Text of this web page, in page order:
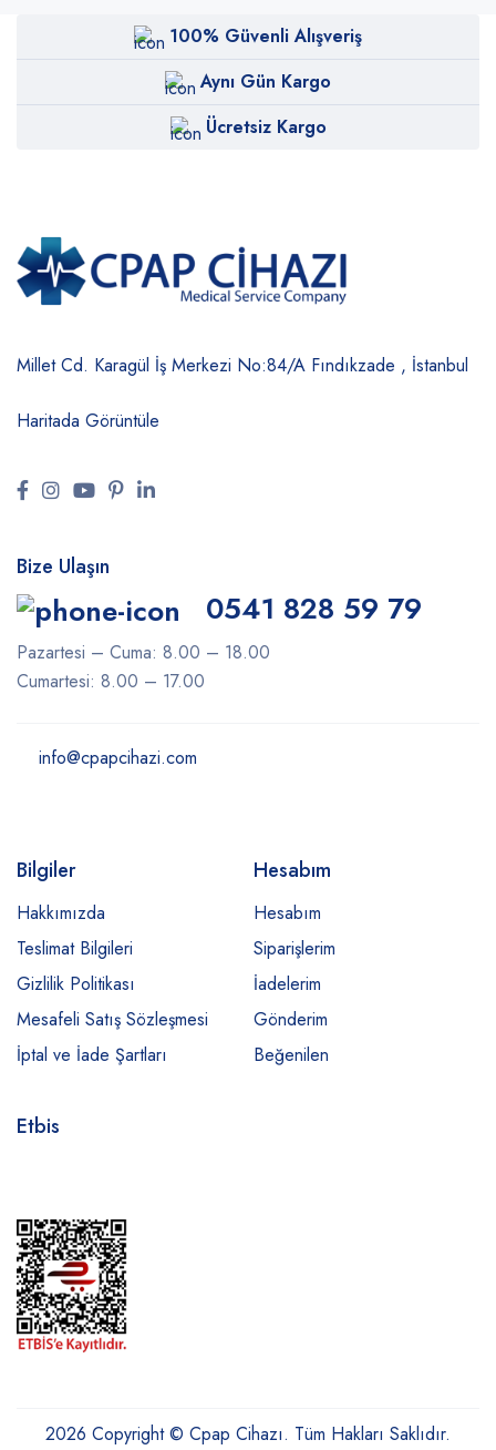
100% Güvenli Alışveriş
Aynı Gün Kargo
Ücretsiz Kargo
Millet Cd. Karagül İş Merkezi No:84/A Fındıkzade , İstanbul
Haritada Görüntüle
Bize Ulaşın
0541 828 59 79
Pazartesi – Cuma: 8.00 – 18.00
Cumartesi: 8.00 – 17.00
info@cpapcihazi.com
Bilgiler
Hakkımızda
Teslimat Bilgileri
Gizlilik Politikası
Mesafeli Satış Sözleşmesi
İptal ve İade Şartları
Hesabım
Hesabım
Siparişlerim
İadelerim
Gönderim
Beğenilen
Etbis
2026 Copyright © Cpap Cihazı. Tüm Hakları Saklıdır.